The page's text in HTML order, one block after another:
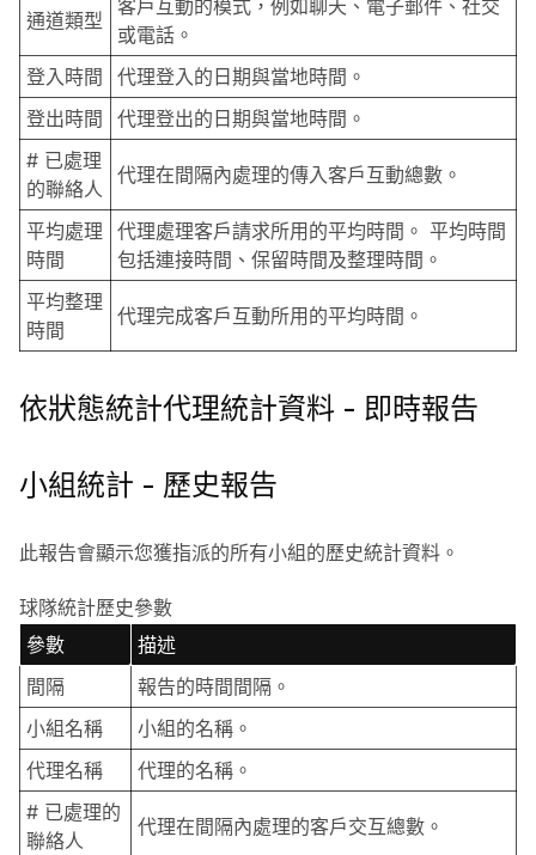
通道類型
客戶互動的模式，例如聊天、電子郵件、社交
或電話。
登入時間
代理登入的日期與當地時間。
登出時間
代理登出的日期與當地時間。
# 已處理
的聯絡人
代理在間隔內處理的傳入客戶互動總數。
平均處理
時間
代理處理客戶請求所用的平均時間。 平均時間
包括連接時間、保留時間及整理時間。
平均整理
時間
代理完成客戶互動所用的平均時間。
依狀態統計代理統計資料 - 即時報告
小組統計 - 歷史報告
此報告會顯示您獲指派的所有小組的歷史統計資料。
球隊統計歷史參數
參數
描述
間隔
報告的時間間隔。
小組名稱
小組的名稱。
代理名稱
代理的名稱。
# 已處理的
聯絡人
代理在間隔內處理的客戶交互總數。